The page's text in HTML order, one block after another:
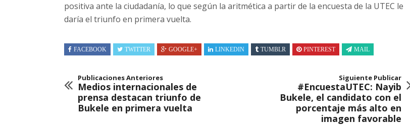
positiva ante la ciudadanía, lo que según la aritmética a partir de la encuesta de la UTEC le
daría el triunfo en primera vuelta.
FACEBOOK TWITTER GOOGLE+ LINKEDIN TUMBLR PINTEREST MAIL
Publicaciones Anteriores
Medios internacionales de
prensa destacan triunfo de
Bukele en primera vuelta
Siguiente Publicar
#EncuestaUTEC: Nayib
Bukele, el candidato con el
porcentaje más alto en
imagen favorable